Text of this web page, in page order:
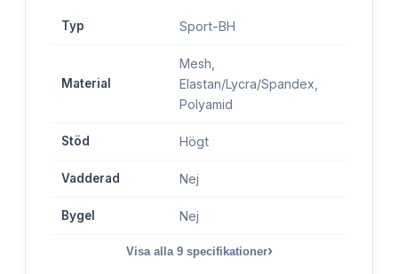
Typ Sport-BH
Material
Mesh,
Elastan/Lycra/Spandex,
Polyamid
Stöd Högt
Vadderad Nej
Bygel Nej
Visa alla 9specifikationer›